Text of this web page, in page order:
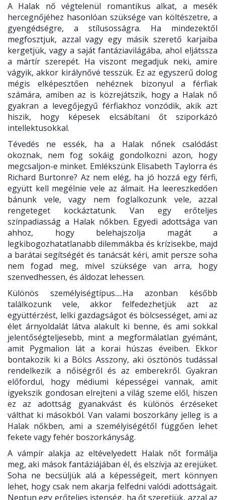
A Halak nő végtelenül romantikus alkat, a mesék
hercegnőjéhez hasonlóan szüksége van költészetre, a
gyengédségre, a stílusosságra. Ha mindezektől
megfosztjuk, azzal vagy egy másik szerető karjaiba
kergetjük, vagy a saját fantáziavilágába, ahol eljátssza
a mártír szerepét. Ha viszont megadjuk neki, amire
vágyik, akkor királynővé tesszük. Ez az egyszerű dolog
mégis elképesztően nehéznek bizonyul a férfiak
számára, amiben az is közrejátszik, hogy a Halak nő
gyakran a levegőjegyű férfiakhoz vonzódik, akik azt
hiszik, hogy képesek elcsábítani őt sziporkázó
intellektusokkal.
Tévedés ne essék, ha a Halak nőnek csalódást
okoznak, nem fog sokáig gondolkozni azon, hogy
megcsaljon-e minket. Emlékszünk Elisabeth Taylorra és
Richard Burtonre? Az nem elég, ha jó hozzá egy férfi,
együtt kell megélnie vele az álmait. Ha leereszkedően
bánunk vele, vagy nem foglalkozunk vele, azzal
rengeteget kockáztatunk. Van egy erőteljes
színpadiasság a Halak nőkben. Egyedi adottsága van
ahhoz, hogy belehajszolja magát a
legkibogozhatatlanabb dilemmákba és krízisekbe, majd
a barátai segítségét és tanácsát kéri, amit persze soha
nem fogad meg, mivel szüksége van arra, hogy
szenvedhessen, és áldozat lehessen.
Különös személyiségtípus.....Ha azonban később
találkozunk vele, akkor felfedezhetjük azt az
együttérzést, lelki gazdagságot és bölcsességet, ami az
élet árnyoldalát látva alakult ki benne, és ami sokkal
jelentőségteljesebb, mint a megformálatlan gyémánt,
amit Pygmalion lát a korai húszas éveiben. Ekkor
bontakozik ki a Bölcs Asszony, aki ösztönös tudással
rendelkezik a nőiségről és az emberekről. Gyakran
előfordul, hogy médiumi képességei vannak, amit
igyekszik gondosan elrejteni a világ szeme elől, hiszen
ez az adottság gyanakvást és különös érzéseket
válthat ki másokból. Van valami boszorkány jelleg is a
Halak nőkben, ami a személyiségétől függően lehet
fekete vagy fehér boszorkányság.
A vámpír alakja az eltévelyedett Halak nőt formálja
meg, aki mások fantáziájában él, és elszívja az erejüket.
Soha ne becsüljük alá a képességeit, mert könnyen
lehet, hogy csak nem akarja felfedni valódi adottságait.
Neptun egy erőteljes istenség, ha őt szeretjük, azzal az